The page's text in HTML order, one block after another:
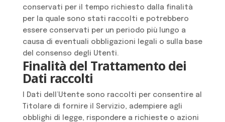
conservati per il tempo richiesto dalla finalità
per la quale sono stati raccolti e potrebbero
essere conservati per un periodo più lungo a
causa di eventuali obbligazioni legali o sulla base
del consenso degli Utenti.
Finalità del Trattamento dei
Dati raccolti
I Dati dell’Utente sono raccolti per consentire al
Titolare di fornire il Servizio, adempiere agli
obblighi di legge, rispondere a richieste o azioni